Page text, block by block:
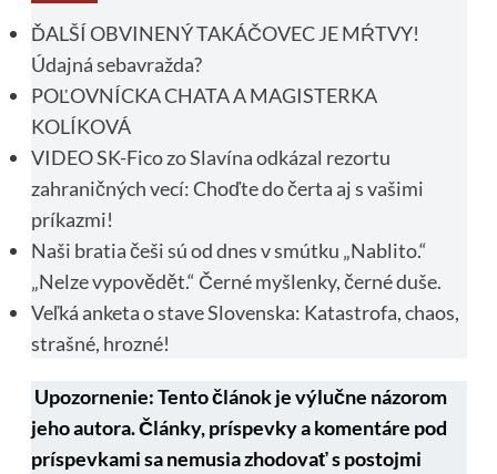
ĎALŠÍ OBVINENÝ TAKÁČOVEC JE MŔTVY!
Údajná sebavražda?
POĽOVNÍCKA CHATA A MAGISTERKA
KOLÍKOVÁ
VIDEO SK-Fico zo Slavína odkázal rezortu
zahraničných vecí: Choďte do čerta aj s vašimi
príkazmi!
Naši bratia češi sú od dnes v smútku „Nablito.“
„Nelze vypovědět.“ Černé myšlenky, černé duše.
Veľká anketa o stave Slovenska: Katastrofa, chaos,
strašné, hrozné!
Upozornenie: Tento článok je výlučne názorom
jeho autora. Články, príspevky a komentáre pod
príspevkami sa nemusia zhodovať s postojmi